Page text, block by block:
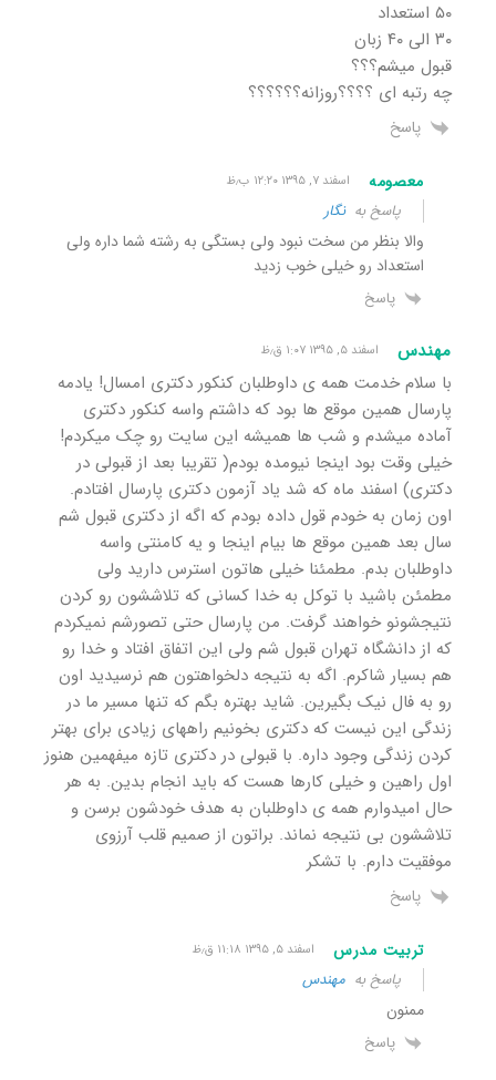
۵٠ استعداد
٣٠ الی ۴٠ زبان
قبول میشم؟؟؟
چه رتبه ای ؟؟؟؟روزانه؟؟؟؟؟؟
پاسخ
معصومه اسفند ۷, ۱۳۹۵ ۱۲:۲۰ ب٫ظ
پاسخ بهنگار
والا بنظر من سخت نبود ولی بستگی به رشته شما داره ولی
استعداد رو خیلی خوب زدید
پاسخ
مهندس اسفند ۵, ۱۳۹۵ ۱:۰۷ ق٫ظ
با سلام خدمت همه ی داوطلبان کنکور دکتری امسال! یادمه
پارسال همین موقع ها بود که داشتم واسه کنکور دکتری
آماده میشدم و شب ها همیشه این سایت رو چک میکردم!
خیلی وقت بود اینجا نیومده بودم( تقریبا بعد از قبولی در
دکتری) اسفند ماه که شد یاد آزمون دکتری پارسال افتادم.
اون زمان به خودم قول داده بودم که اگه از دکتری قبول شم
سال بعد همین موقع ها بیام اینجا و یه کامنتی واسه
داوطلبان بدم. مطمئنا خیلی هاتون استرس دارید ولی
مطمئن باشید با توکل به خدا کسانی که تلاششون رو کردن
نتیجشونو خواهند گرفت. من پارسال حتی تصورشم نمیکردم
که از دانشگاه تهران قبول شم ولی این اتفاق افتاد و خدا رو
هم بسیار شاکرم. اگه به نتیجه دلخواهتون هم نرسیدید اون
رو به فال نیک بگیرین. شاید بهتره بگم که تنها مسیر ما در
زندگی این نیست که دکتری بخونیم راههای زیادی برای بهتر
کردن زندگی وجود داره. با قبولی در دکتری تازه میفهمین هنوز
اول راهین و خیلی کارها هست که باید انجام بدین. به هر
حال امیدوارم همه ی داوطلبان به هدف خودشون برسن و
تلاششون بی نتیجه نماند. براتون از صمیم قلب آرزوی
موفقیت دارم. با تشکر
پاسخ
تربیت مدرس اسفند ۵, ۱۳۹۵ ۱۱:۱۸ ق٫ظ
پاسخ به مهندس
ممنون
پاسخ